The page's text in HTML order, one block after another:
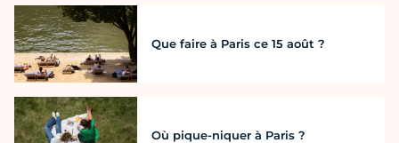
Que faire à Paris ce 15 août ?
Où pique-niquer à Paris ?